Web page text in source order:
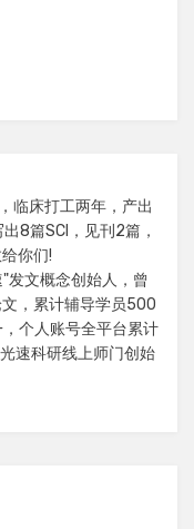
临床打工两年，产出
8篇SCI，见刊2篇，
你们!
发文概念创始人，曾
，累计辅导学员500
个人账号全平台累计
速科研线上师门创始